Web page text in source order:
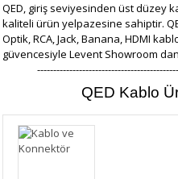
QED, giriş seviyesinden üst düzey
kaliteli ürün yelpazesine sahiptir.
Optik, RCA, Jack, Banana, HDMI
güvencesiyle Levent Showroom
QED Kablo